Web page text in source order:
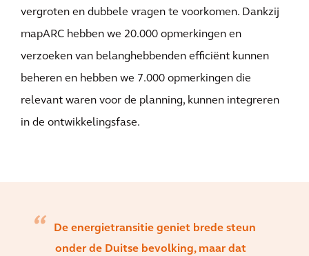
vergroten en dubbele vragen te voorkomen. Dankzij
mapARC hebben we 20.000 opmerkingen en
verzoeken van belanghebbenden efficiënt kunnen
beheren en hebben we 7.000 opmerkingen die
relevant waren voor de planning, kunnen integreren
in de ontwikkelingsfase.
De energietransitie geniet brede steun
onder de Duitse bevolking, maar dat